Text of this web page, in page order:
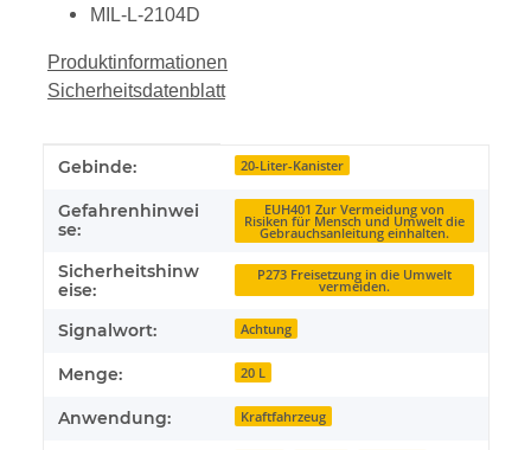
MIL-L-2104D
Produktinformationen
Sicherheitsdatenblatt
Produkteigenschaft
Wert
Gebinde: 20-Liter-Kanister
Gefahrenhinwei
se:
EUH401 Zur Vermeidung von
Risiken für Mensch und Umwelt die
Gebrauchsanleitung einhalten.
Sicherheitshinw
eise:
P273 Freisetzung in die Umwelt
vermeiden.
Signalwort: Achtung
Menge: 20 L
Anwendung: Kraftfahrzeug